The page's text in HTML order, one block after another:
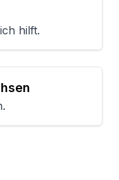
hilft.